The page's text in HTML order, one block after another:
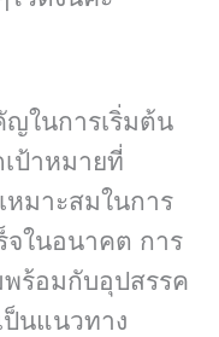
ในการเริ่มต้น
ป้าหมายที่
มาะสมในการ
จในอนาคต การ
ร้อมกับอุปสรรค
นแนวทาง